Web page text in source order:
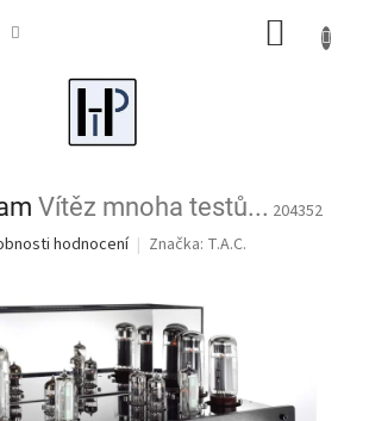
Vítěz mnoha testů... 204352
hodnocení Značka: T.A.C.